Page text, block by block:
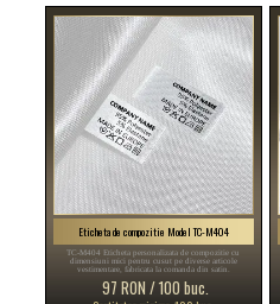
Eticheta de compozitie Model TC-M404
TC-M404 Eticheta personalizata de compozitie cu
dimensiuni mici pentru cusut pe diverse articole
vestimentare, fabricata la comanda din satin.
97 RON / 100 buc.